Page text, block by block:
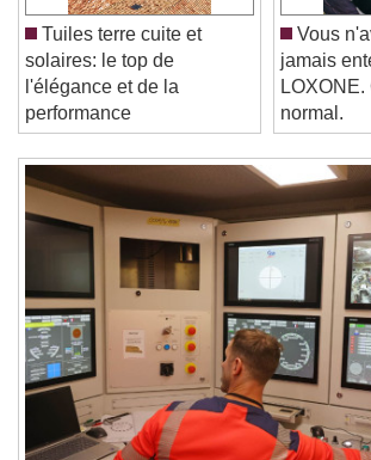
Unmute
Current Time0:00
/
Duration -:-
Loaded
Stream TypeLIVE
Seek to live, currently behind live
Remaining Time
0:00
1x
Playback Rate
Chapters
Chapters
Descriptions
descriptions off, selected
Subtitles
subtitles settings
, opens
Tuiles terre cuite et
solaires: le top de
l'élégance et de la
performance
Vous
jamais
LOXONE.
normal.